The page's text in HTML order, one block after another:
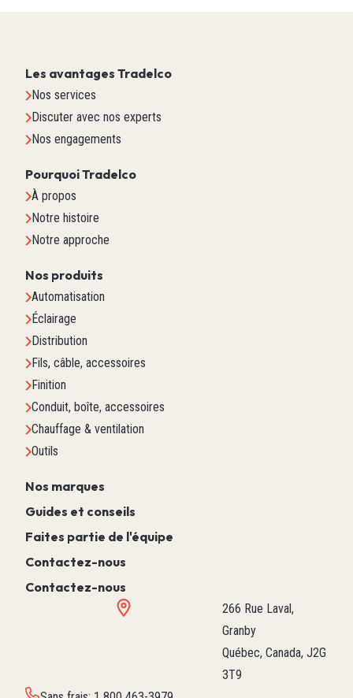
Les avantages Tradelco
Nos services
Discuter avec nos experts
Nos engagements
Pourquoi Tradelco
À propos
Notre histoire
Notre approche
Nos produits
Automatisation
Éclairage
Distribution
Fils, câble, accessoires
Finition
Conduit, boîte, accessoires
Chauffage & ventilation
Outils
Nos marques
Guides et conseils
Faites partie de l'équipe
Contactez-nous
Contactez-nous
266 Rue Laval,
Granby
Québec, Canada, J2G
3T9